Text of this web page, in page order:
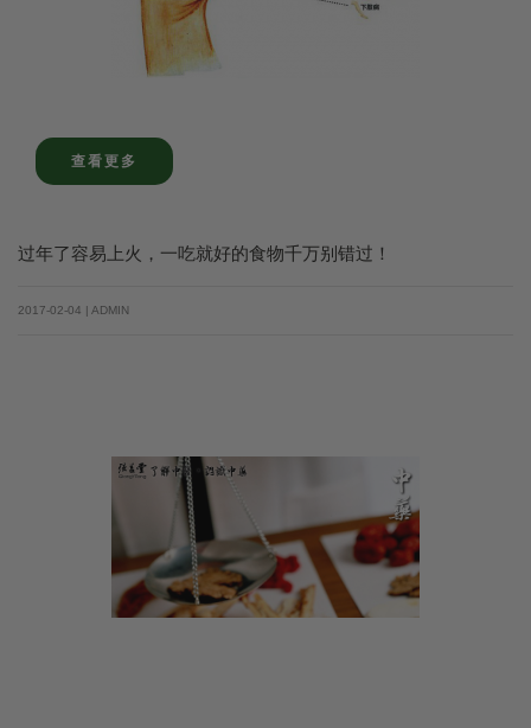
查看更多
过年了容易上火，一吃就好的食物千万别错过！
2017-02-04 | ADMIN